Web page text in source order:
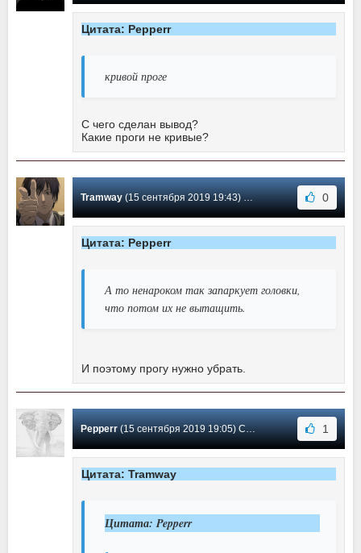
Цитата: Pepperr
кривой проге
С чего сделан вывод?
Какие проги не кривые?
Tramway(15 сентября 2019 19:43) Сообщение #103 0
Цитата: Pepperr
А то ненароком так запаркует головки,
что потом их не вытащить.
И поэтому прогу нужно убрать.
Pepperr(15 сентября 2019 19:05) Сообщение #102 1
Цитата: Tramway
Цитата: Pepperr